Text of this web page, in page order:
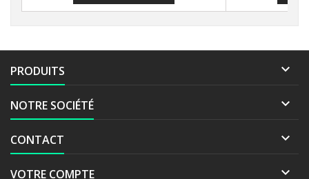
PRODUITS 
NOTRE SOCIÉTÉ 
CONTACT 
VOTRE COMPTE 